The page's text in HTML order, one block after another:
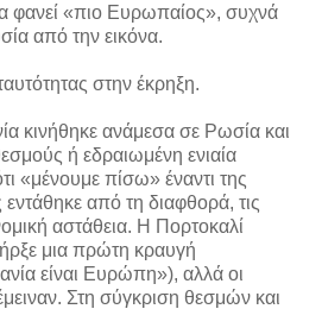
φανεί «πιο Ευρωπαίος», συχνά
από την εικόνα.
στην έκρηξη.
κινήθηκε ανάμεσα σε Ρωσία και
ή εδραιωμένη ενιαία
«μένουμε πίσω» έναντι της
από τη διαφθορά, τις
αστάθεια. Η Πορτοκαλί
μια πρώτη κραυγή
είναι Ευρώπη»), αλλά οι
Στη σύγκριση θεσμών και